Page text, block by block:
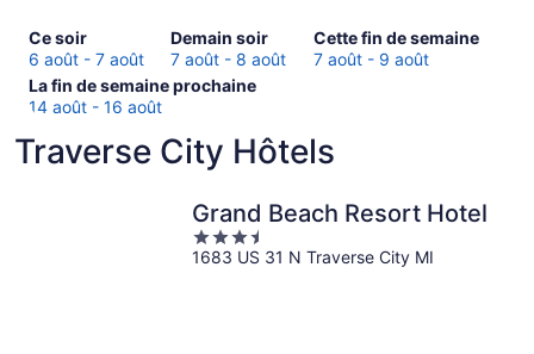
Ce soir
Consultez
les
prix
à Traverse
pour
6 août - 7 août
Demain soir
Consulter
les
prix
City
pour
demain
soir,
7 août - 8 août
Cette fin de semaine
Consultez
les
pour
fin
de
semaine,
7 août - 9 août
La fin de semaine prochaine
Consultez
les
à Traverse
14 août - 16 août
Traverse City Hôtels
Grand Beach Resort Hotel
3.5
out
1683 US 31 N Traverse City MI